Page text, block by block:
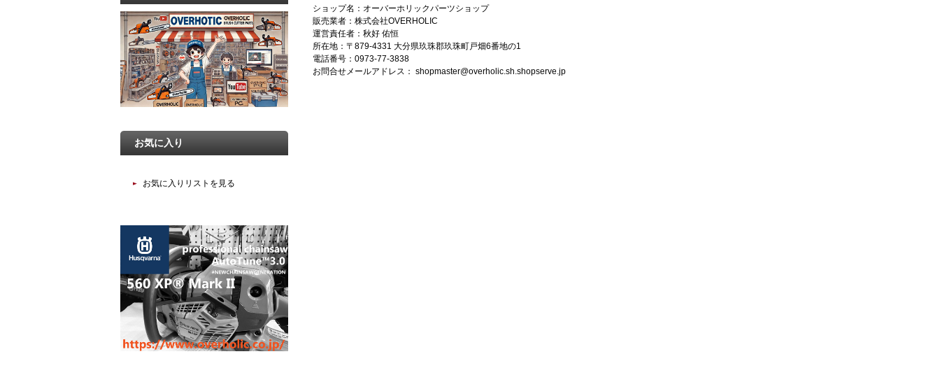
ショップ名：オーバーホリックパーツショップ
販売業者：株式会社OVERHOLIC
運営責任者：秋好 佑恒
所在地：〒879-4331 大分県玖珠郡玖珠町戸畑6番地の1
電話番号：0973-77-3838
お問合せメールアドレス： shopmaster@overholic.sh.shopserve.jp
お気に入り
お気に入りリストを見る